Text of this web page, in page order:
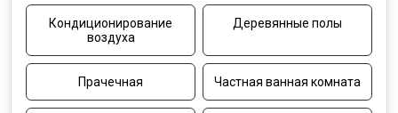
Кондиционирование
воздуха
Деревянные полы
Прачечная Частная ванная комната